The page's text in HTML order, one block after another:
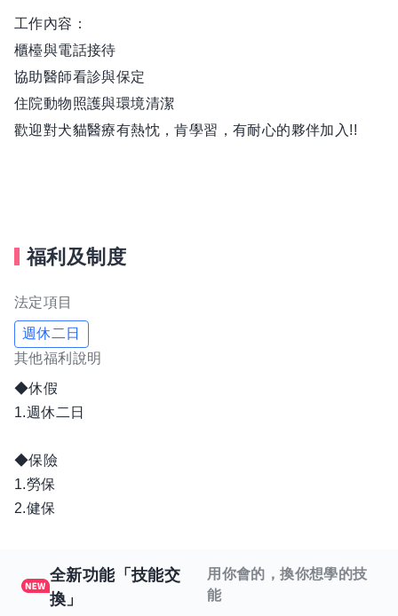
工作內容：
櫃檯與電話接待
協助醫師看診與保定
住院動物照護與環境清潔
歡迎對犬貓醫療有熱忱，肯學習，有耐心的夥伴加入!!
福利及制度
法定項目
週休二日
其他福利說明
◆休假
1.週休二日
◆保險
1.勞保
2.健保
全新功能「技能交
換」
用你會的，換你想學的技
能